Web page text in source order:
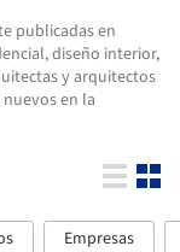
publicadas en
diseño interior,
y arquitectos
en la
Empresas